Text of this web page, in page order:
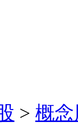
> 概